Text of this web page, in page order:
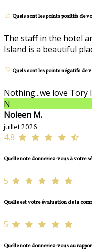
Quels sont les points positifs de
The staff in the hotel
Island is a beautiful
Quels sont les points négatifs de
Nothing...we love Tory
N
Noleen M.
juillet 2026
4,8
Quelle note donneriez-vous à votre
5
Quelle est votre évaluation de la
5
Quelle note donneriez-vous au